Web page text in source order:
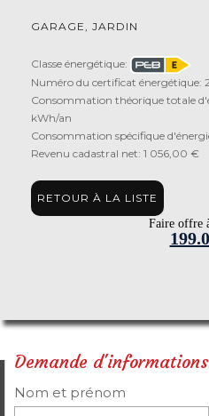
GARAGE, JARDIN
Classe énergétique:
Numéro du certificat énergétique:
Consommation théorique totale
kWh/an
Consommation spécifique
Revenu cadastral net: 1 056,00 €
RETOUR À LA LISTE
Faire offre
Demande d'informations
Nom et prénom